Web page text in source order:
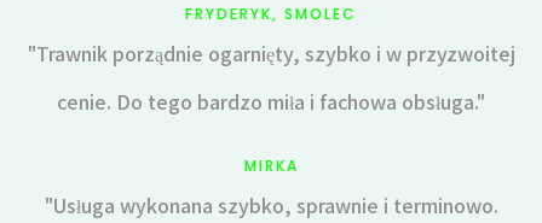
FRYDERYK, SMOLEC
"Trawnik porządnie ogarnięty, szybko i w przyzwoitej
cenie. Do tego bardzo miła i fachowa obsługa."
MIRKA
"Usługa wykonana szybko, sprawnie i terminowo.